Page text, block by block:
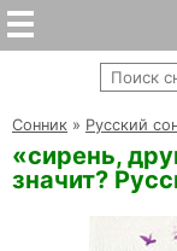
Cонник » Русский
«сирень,
значит?